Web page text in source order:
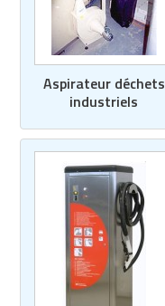
Aspirateur déchets
industriels